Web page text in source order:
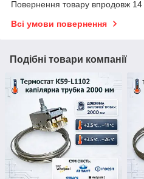
Повернення товару впродовж 14
Всі умови повернення
Подібні товари компанії